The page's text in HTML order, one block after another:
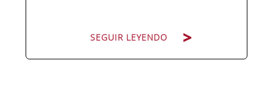
SEGUIR LEYENDO